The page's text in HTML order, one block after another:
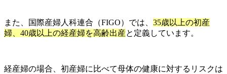
また、国際産婦人科連合（FIGO）では、 35歳以上の初産
婦、40歳以上の経産婦を高齢出産と定義しています。
経産婦の場合、初産婦に比べて母体の健康に対するリスクは